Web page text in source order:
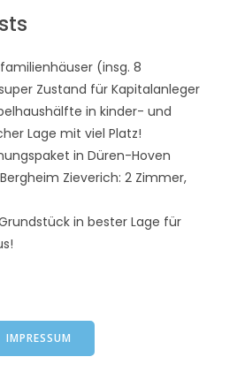
(insg. 8
Zustand für Kapitalanleger
in kinder- und
Lage mit viel Platz!
in Düren-Hoven
Zieverich: 2 Zimmer,
in bester Lage für
IMPRESSUM